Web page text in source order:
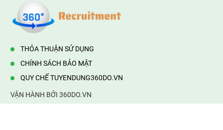
THỎA THUẬN SỬ DỤNG
CHÍNH SÁCH BẢO MẬT
QUY CHẾ TUYENDUNG360DO.VN
VẬN HÀNH BỞI 360DO.VN